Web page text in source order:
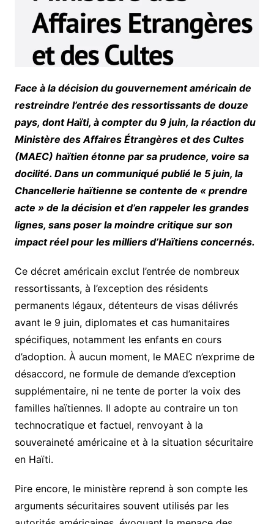
Face à la décision du gouvernement américain de
restreindre l’entrée des ressortissants de douze
pays, dont Haïti, à compter du 9 juin, la réaction du
Ministère des Affaires Étrangères et des Cultes
(MAEC) haïtien étonne par sa prudence, voire sa
docilité. Dans un communiqué publié le 5 juin, la
Chancellerie haïtienne se contente de « prendre
acte » de la décision et d’en rappeler les grandes
lignes, sans poser la moindre critique sur son
impact réel pour les milliers d’Haïtiens concernés.
Ce décret américain exclut l’entrée de nombreux
ressortissants, à l’exception des résidents
permanents légaux, détenteurs de visas délivrés
avant le 9 juin, diplomates et cas humanitaires
spécifiques, notamment les enfants en cours
d’adoption. À aucun moment, le MAEC n’exprime de
désaccord, ne formule de demande d’exception
supplémentaire, ni ne tente de porter la voix des
familles haïtiennes. Il adopte au contraire un ton
technocratique et factuel, renvoyant à la
souveraineté américaine et à la situation sécuritaire
en Haïti.
Pire encore, le ministère reprend à son compte les
arguments sécuritaires souvent utilisés par les